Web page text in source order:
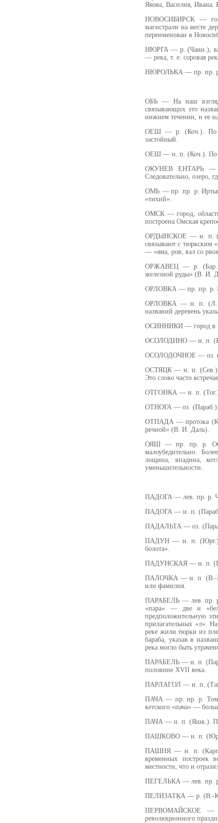
Якова, Василия, Ивана.
НОВОСИБИРСК —
магистрали на месте
переименован в
НЮРГА — р. (Чаин.),
— река, т. е. соровая
НЮРОЛЬКА — пр. пр. р.
ОБЬ — На наш
связывающих это
нижнем течении, и ее
ОЕШ — р. (Коч.). По
застойный.
ОЕШ — н. п. (Коч.). По
ОКУНЕВ ЕНТАРЬ —
Следовательно, озеро,
ОМЬ — пр. пр. р. Иртыш.
«тихий».
ОМСК — город,
построена Омская
ОРДЫНСКОЕ — н. п.
связывают с тюркским
— «яма, ров, вал со
ОРЖАВЕЦ — р. (Бар.).
железной руды» (В. И.
ОРЛОВКА — пр. пр. р.
ОРЛОВКА — н. п. (Л.-
названий деревень
ОСИННИКИ — город в
ОСОЛОДИНО — н. п.
ОСОЛОДОЧНОЕ — оз.
ОСТЯЦК — н. п. (Сев.).
Это слово часто
ОТГОНКА — н. п. (Тог.).
ОТНОГА — оз. (Параб.).
ОТПАДА — протока
речной» (В. И. Даль).
ОЯШ — пр. пр. р.
малоубедительно.
лощина, впадина,
уменьшительности.
ПАДОГА — лев. пр. р.
ПАДОГА — н. п.
ПАДАЛЬТА — оз.
ПАДУН — н. п. (Юрг.),
болота».
ПАДУНСКАЯ — н. п.
ПАЛОЧКА — н. п. (В.-
или фамилия.
ПАРАБЕЛЬ — лев. пр. р.
«пара» — две и
предположительную
прилагательных «л».
реке жили тюрки из
бараба, указав в
река могло быть
ПАРАБЕЛЬ — н. п.
половине XVII века.
ПАРЛАГОЛ — н. п.
ПАЧА — пр. пр. р. Томь.
кетского «пача» —
ПАЧА — н. п. (Яшк.). По
ПАШКОВО — н. п. (Юрг,).
ПАШНЯ — н. п. (Карг.).
временных построек
местности, что и
ПЕГЕЛЬКА — лев. пр. р.
ПЕЛИЗАТКА — р. (В.-
ПЕРВОМАЙСКОЕ —
революционного